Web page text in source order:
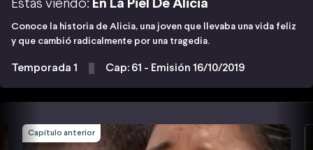
Estás viendo: En La Piel De Alicia
Conoce la historia de Alicia, una joven que llevaba una vida feliz
y que cambió radicalmente por una tragedia.
Temporada 1 Cap: 61 - Emisión 16/10/2019
Capítulo anterior